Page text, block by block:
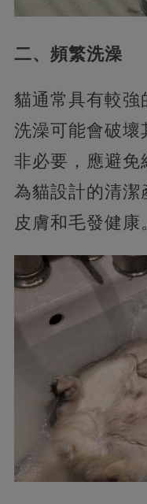
二、頻繁洗澡
貓通常具有較強
洗澡可能會破壞
非必要，應避免
為貓設計的清潔
皮膚和毛發健康